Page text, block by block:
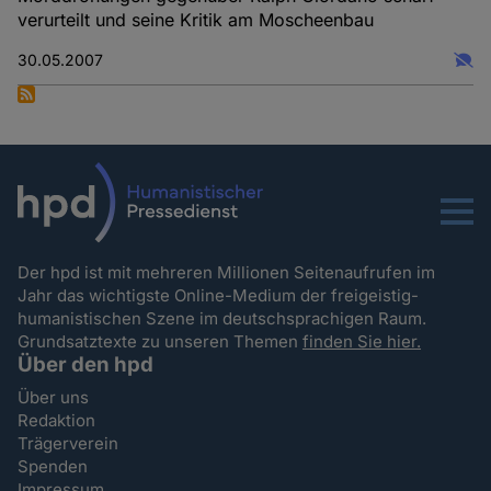
verurteilt und seine Kritik am Moscheenbau
30.05.2007
Menu
Der hpd ist mit mehreren Millionen Seitenaufrufen im
Jahr das wichtigste Online-Medium der freigeistig-
humanistischen Szene im deutschsprachigen Raum.
Grundsatztexte zu unseren Themenfinden Sie hier.
Über den hpd
Über uns
Redaktion
Trägerverein
Spenden